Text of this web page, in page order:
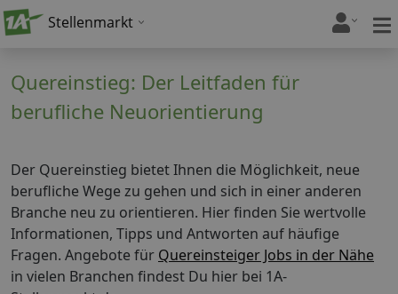
Stellenmarkt
Quereinstieg: Der Leitfaden für
berufliche Neuorientierung
Der Quereinstieg bietet Ihnen die Möglichkeit, neue
berufliche Wege zu gehen und sich in einer anderen
Branche neu zu orientieren. Hier finden Sie wertvolle
Informationen, Tipps und Antworten auf häufige
Fragen. Angebote für Quereinsteiger Jobs in der Nähe
in vielen Branchen findest Du hier bei 1A-